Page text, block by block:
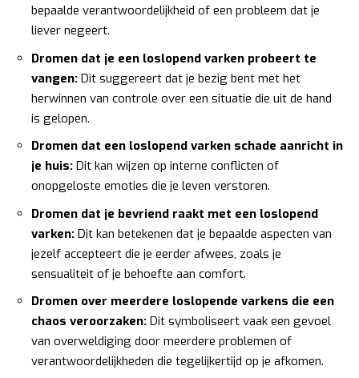
bepaalde verantwoordelijkheid of een probleem dat je
liever negeert.
Dromen dat je een loslopend varken probeert te
vangen: Dit suggereert dat je bezig bent met het
herwinnen van controle over een situatie die uit de hand
is gelopen.
Dromen dat een loslopend varken schade aanricht in
je huis: Dit kan wijzen op interne conflicten of
onopgeloste emoties die je leven verstoren.
Dromen dat je bevriend raakt met een loslopend
varken: Dit kan betekenen dat je bepaalde aspecten van
jezelf accepteert die je eerder afwees, zoals je
sensualiteit of je behoefte aan comfort.
Dromen over meerdere loslopende varkens die een
chaos veroorzaken: Dit symboliseert vaak een gevoel
van overweldiging door meerdere problemen of
verantwoordelijkheden die tegelijkertijd op je afkomen.